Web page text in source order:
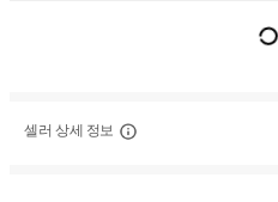
셀러 상세 정보